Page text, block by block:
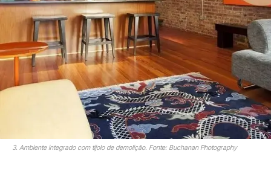
3. Ambiente integrado com tijolo de demolição. Fonte: Buchanan Photography